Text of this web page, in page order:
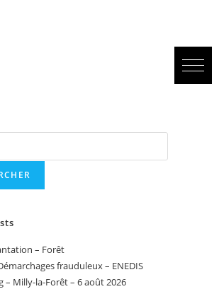
– Forêt
frauduleux – ENEDIS
– Milly-la-Forêt – 6 août 2026